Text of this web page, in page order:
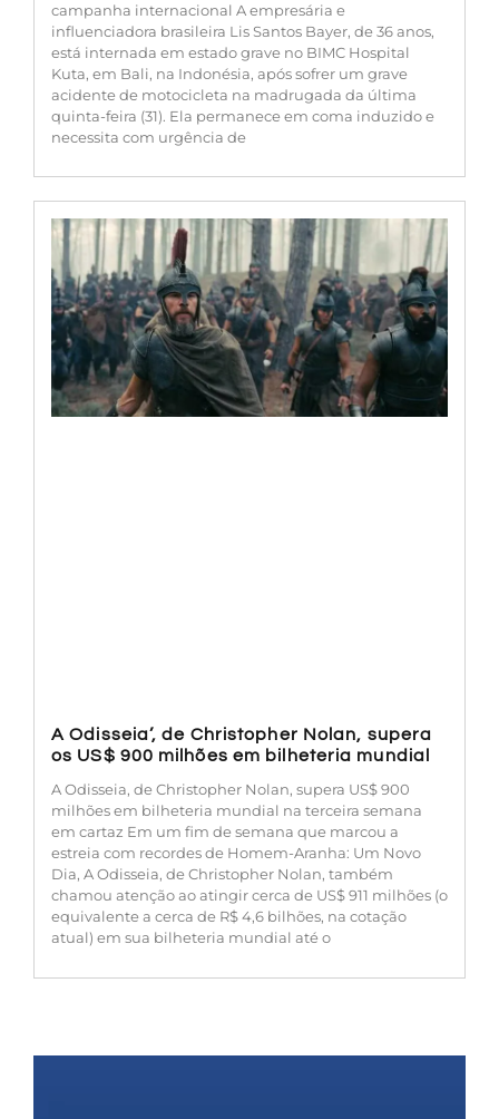
campanha internacional A empresária e
influenciadora brasileira Lis Santos Bayer, de 36 anos,
está internada em estado grave no BIMC Hospital
Kuta, em Bali, na Indonésia, após sofrer um grave
acidente de motocicleta na madrugada da última
quinta-feira (31). Ela permanece em coma induzido e
necessita com urgência de
A Odisseia’, de Christopher Nolan, supera
os US$ 900 milhões em bilheteria mundial
A Odisseia, de Christopher Nolan, supera US$ 900
milhões em bilheteria mundial na terceira semana
em cartaz Em um fim de semana que marcou a
estreia com recordes de Homem-Aranha: Um Novo
Dia, A Odisseia, de Christopher Nolan, também
chamou atenção ao atingir cerca de US$ 911 milhões (o
equivalente a cerca de R$ 4,6 bilhões, na cotação
atual) em sua bilheteria mundial até o